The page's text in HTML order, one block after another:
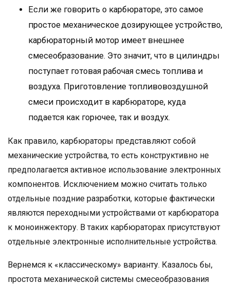
Если же говорить о карбюраторе, это самое
простое механическое дозирующее устройство,
карбюраторный мотор имеет внешнее
смесеобразование. Это значит, что в цилиндры
поступает готовая рабочая смесь топлива и
воздуха. Приготовление топливовоздушной
смеси происходит в карбюраторе, куда
подается как горючее, так и воздух.
Как правило, карбюраторы представляют собой
механические устройства, то есть конструктивно не
предполагается активное использование электронных
компонентов. Исключением можно считать только
отдельные поздние разработки, которые фактически
являются переходными устройствами от карбюратора
к моноинжектору. В таких карбюраторах присутствуют
отдельные электронные исполнительные устройства.
Вернемся к «классическому» варианту. Казалось бы,
простота механической системы смесеобразования